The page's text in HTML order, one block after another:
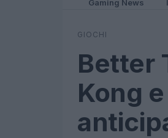
Gaming News
GIOCHI
Better
Kong